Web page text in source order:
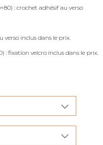
: crochet adhésif au verso
verso inclus dans le prix.
: fixation velcro inclus dans le prix.